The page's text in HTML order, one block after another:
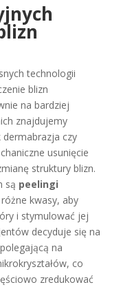
technologii
blizn
na bardziej
znajdujemy
dermabrazja czy
usunięcie
struktury blizn.
są peelingi
kwasy, aby
i stymulować jej
decyduje się na
na
co
zredukować